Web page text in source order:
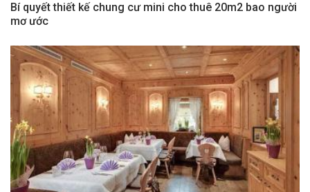
Bí quyết thiết kế chung cư mini cho thuê 20m2 bao người
mơ ước